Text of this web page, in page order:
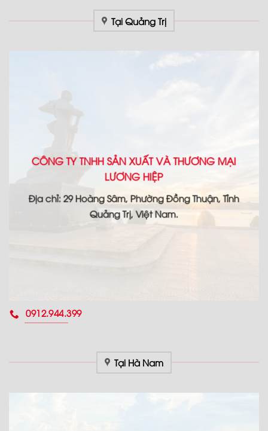
Tại Quảng Trị
CÔNG TY TNHH SẢN XUẤT VÀ THƯƠNG MẠI
LƯƠNG HIỆP
Địa chỉ: 29 Hoàng Sâm, Phường Đồng Thuận, Tỉnh
Quảng Trị, Việt Nam.
0912.944.399
Tại Hà Nam